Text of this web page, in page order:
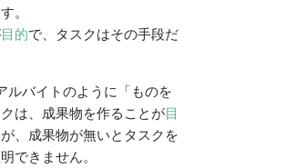
。
目的で、タスクはその手段だ
ルバイトのように「ものを
は、成果物を作ることが目
、成果物が無いとタスクを
できません。